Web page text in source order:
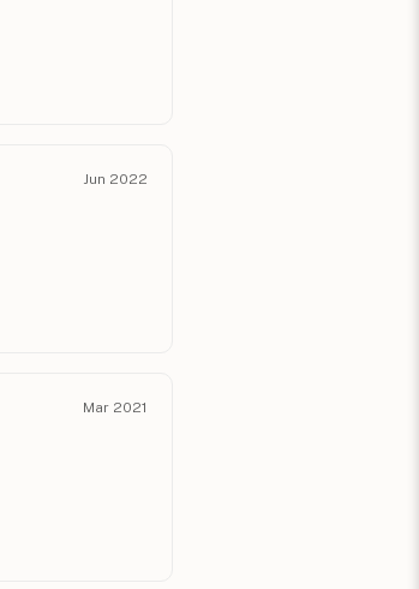
Jun 2022
Mar 2021